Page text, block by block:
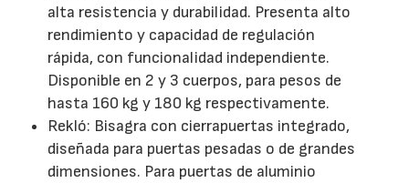
alta resistencia y durabilidad. Presenta alto
rendimiento y capacidad de regulación
rápida, con funcionalidad independiente.
Disponible en 2 y 3 cuerpos, para pesos de
hasta 160 kg y 180 kg respectivamente.
Rekló: Bisagra con cierrapuertas integrado,
diseñada para puertas pesadas o de grandes
dimensiones. Para puertas de aluminio